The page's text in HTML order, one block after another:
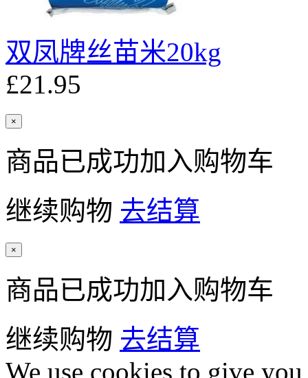
双凤牌丝苗米20kg
£21.95
×
商品已成功加入购物车
继续购物 去结算
×
商品已成功加入购物车
继续购物 去结算
We use cookies to give